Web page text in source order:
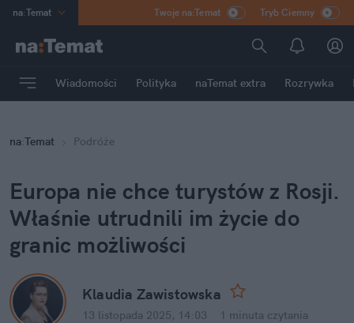
na:Temat
Poland
mama
Rozrywka
Twoje na:Temat Tryb Ciemny
Wiadomości Polityka naTemat extra Rozrywka
na:Temat Podróże
Europa nie chce turystów z Rosji.
Właśnie utrudnili im życie do
granic możliwości
Klaudia Zawistowska
13 listopada 2025, 14:03 1 minuta czytania